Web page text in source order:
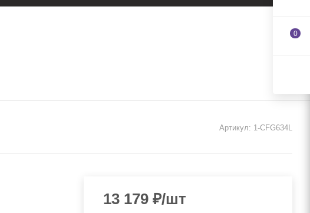
Артикул: 1-CFG634L
13 179₽/шт
0